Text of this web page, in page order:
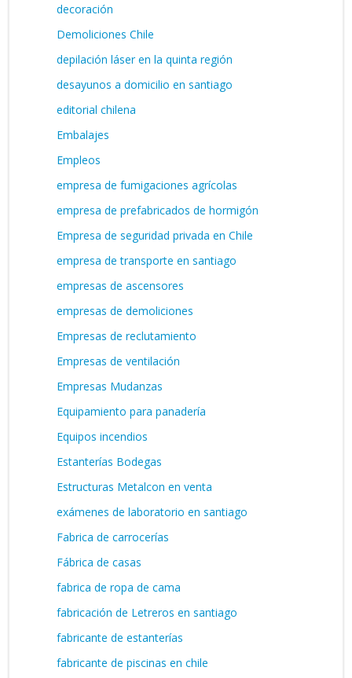
decoración
Demoliciones Chile
depilación láser en la quinta región
desayunos a domicilio en santiago
editorial chilena
Embalajes
Empleos
empresa de fumigaciones agrícolas
empresa de prefabricados de hormigón
Empresa de seguridad privada en Chile
empresa de transporte en santiago
empresas de ascensores
empresas de demoliciones
Empresas de reclutamiento
Empresas de ventilación
Empresas Mudanzas
Equipamiento para panadería
Equipos incendios
Estanterías Bodegas
Estructuras Metalcon en venta
exámenes de laboratorio en santiago
Fabrica de carrocerías
Fábrica de casas
fabrica de ropa de cama
fabricación de Letreros en santiago
fabricante de estanterías
fabricante de piscinas en chile